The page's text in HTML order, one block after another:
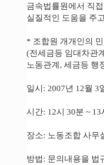
금속법률원에서 직
실질적인 도움을 주
* 조합원 개개인의
(전세금등 임대차관
노동관계, 세금등 행
일시: 2007년 12월 3
시간: 12시 30분 ~
장소: 노동조합 사무
방법: 문의내용을 법